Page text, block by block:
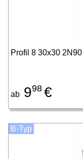
Profil 8 30x30 2N90
ab 998 €
B-Typ